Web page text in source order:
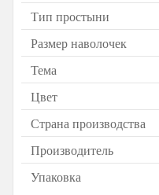
Тип простыни
Размер наволочек
Тема
Цвет
Страна производства
Производитель
Упаковка